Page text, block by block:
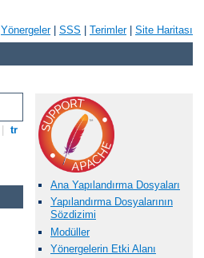
Yönergeler| SSS Terimler| Site Haritası
tr
Ana Yapılandırma Dosyaları
Yapılandırma Dosyalarının
Sözdizimi
Modüller
Yönergelerin Etki Alanı